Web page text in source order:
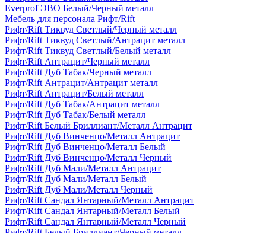
Everprof ЭВО Белый/Черный металл
Мебель для персонала Рифт/Rift
Рифт/Rift Тиквуд Светлый/Черный металл
Рифт/Rift Тиквуд Светлый/Антрацит металл
Рифт/Rift Тиквуд Светлый/Белый металл
Рифт/Rift Антрацит/Черный металл
Рифт/Rift Дуб Табак/Черный металл
Рифт/Rift Антрацит/Антрацит металл
Рифт/Rift Антрацит/Белый металл
Рифт/Rift Дуб Табак/Антрацит металл
Рифт/Rift Дуб Табак/Белый металл
Рифт/Rift Белый Бриллиант/Металл Антрацит
Рифт/Rift Дуб Винченцо/Металл Антрацит
Рифт/Rift Дуб Винченцо/Металл Белый
Рифт/Rift Дуб Винченцо/Металл Черный
Рифт/Rift Дуб Мали/Металл Антрацит
Рифт/Rift Дуб Мали/Металл Белый
Рифт/Rift Дуб Мали/Металл Черный
Рифт/Rift Сандал Янтарный/Металл Антрацит
Рифт/Rift Сандал Янтарный/Металл Белый
Рифт/Rift Сандал Янтарный/Металл Черный